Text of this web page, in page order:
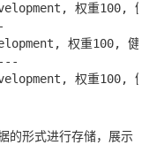
权重100, 健
权重100, 健
权重100, 健
的形式进行存储，展示